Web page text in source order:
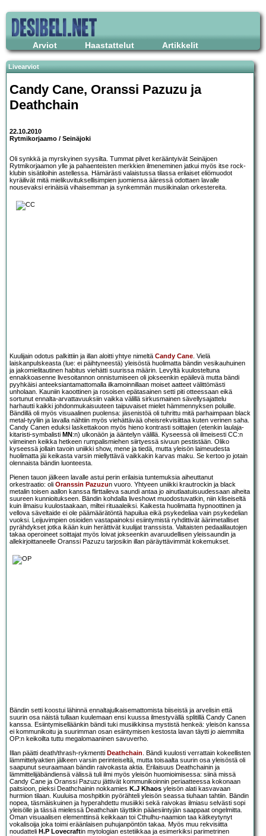
Arviot Haastattelut Artikkelit
Livearviot
Candy Cane, Oranssi Pazuzu ja
Deathchain
22.10.2010
Rytmikorjaamo / Seinäjoki
Oli synkkä ja myrskyinen syysilta. Tummat pilvet kerääntyivät Seinäjoen
Rytmikorjaamon ylle ja pahaenteisten merkkien ilmeneminen jatkui myös itse rock-
klubin sisätiloihin astellessa. Hämärästi valaistussa tilassa erilaiset eliömuodot
kyräilivät mitä mielikuvituksellisimpien juomiensa ääressä odottaen lavalle
nousevaksi erinäisiä vihaisemman ja synkemmän musiikinalan orkestereita.
Kuulijain odotus palkittiin ja illan aloitti yhtye nimeltä Candy Cane. Vielä
laiskanpulskeasta (lue: ei päihtyneestä) yleisöstä huolimatta bändin vesikauhuinen
ja jakomielitautinen habitus viehätti suurissa määrin. Levyltä kuulosteltuna
ennakkoasenne livesoitannon onnistumiseen oli jokseenkin epäilevä mutta bändi
pyyhkäisi anteeksiantamattomalla ilkamoinnillaan moiset aatteet välittömästi
unholaan. Kauniin kaoottinen ja rosoisen epätasainen setti piti otteessaan eikä
sortunut ennalta-arvattavuuksiin vaikka välillä sirkusmainen sävellysajattelu
harhautti kaikki johdonmukaisuuteen taipuvaiset mielet hämmennyksen poluille.
Bändillä oli myös visuaalinen puolensa: jäsenistöä oli tuhrittu mitä parhaimpaan black
metal-tyyliin ja lavalla nähtiin myös viehättävää oheisrekvisiittaa kuten verinen saha.
Candy Canen eduksi laskettakoon myös hieno kontrasti soittajien (etenkin laulaja-
kitaristi-symbalisti MN :n) ulkonäön ja ääntelyn välillä. Kyseessä oli ilmeisesti CC:n
viimeinen keikka hetkeen rumpalismiehen siirtyessä sivuun pestistään. Oliko
kyseessä jollain tavoin uniikki show, mene ja tiedä, mutta yleisön laimeudesta
huolimatta jäi keikasta varsin miellyttävä vaikkakin karvas maku. Se kertoo jo jotain
olennaista bändin luonteesta.
Pienen tauon jälkeen lavalle astui perin erilaisia tuntemuksia aiheuttanut
orkestraatio: oli Oranssin Pazuzun vuoro. Yhtyeen uniikki krautrockin ja black
metalin toisen aallon kanssa flirttaileva saundi antaa jo ainutlaatuisuudessaan aiheita
suureen kunnioitukseen. Bändin kohdalla liveshowt muodostuvatkin, niin kliseiseltä
kuin ilmaisu kuulostaakaan, miltei rituaaleiksi. Kaikesta huolimatta hypnoottinen ja
vellova säveltaide ei ole päämäärätöntä hapuilua eikä psykedeliaa vain psykedelian
vuoksi. Leijuvimpien osioiden vastapainoksi esiintymistä ryhdittivät äärimetalliset
pyrähdykset jotka ikään kuin herättivät kuulijat transsista. Valtaisten pedaalilautojen
takaa operoineet soittajat myös loivat jokseenkin avaruudellisen yleissaundin ja
allekirjoittaneelle Oranssi Pazuzu tarjosikin illan päräyttävimmät kokemukset.
Bändin setti koostui lähinnä ennaltajulkaisemattomista biiseistä ja arvelisin että
suurin osa näistä tullaan kuulemaan ensi kuussa ilmestyvällä splitillä Candy Canen
kanssa. Esiintymiselläänkin bändi tuki musiikkinsa mystistä henkeä: yleisön kanssa
ei kommunikoitu ja suurimman osan esiintymisen kestosta lavan täytti jo aiemmilta
OP:n keikoilta tuttu megalomaaninen savuverho.
Illan päätti death/thrash-rykmentti Deathchain. Bändi kuulosti verrattain kokeellisten
lämmittelyaktien jälkeen varsin perinteiseltä, mutta toisaalta suurin osa yleisöstä oli
saapunut seuraamaan bändin raivokasta aktia. Erilaisuus Deathchainin ja
lämmittelijäbändiensä välissä tuli ilmi myös yleisön huomioimisessa: siinä missä
Candy Cane ja Oranssi Pazuzu jättivät kommunikoinnin periaatteessa kokonaan
paitsioon, pieksi Deathchainin nokkamies K.J Khaos yleisön alati kasvavaan
hurmion tilaan. Kuuluisa moshpitkin pyörähteli yleisön seassa tiuhaan tahtiin. Bändin
nopea, täsmäiskuinen ja hyperahdettu musiikki sekä raivokas ilmiasu selvästi sopi
yleisölle ja tässä mielessä Deathchain täyttikin pääesiintyjän saappaat ongelmitta.
Oman visuaalisen elementtinsä keikkaan toi Cthulhu-naamion taa kätkeytynyt
vokalisoija joka toimi eräänlaisen puhujanpöntön takaa. Myös muu rekvisiitta
noudatteli H.P Lovecraftin mytologian estetiikkaa ja esimerkiksi parimetrinen